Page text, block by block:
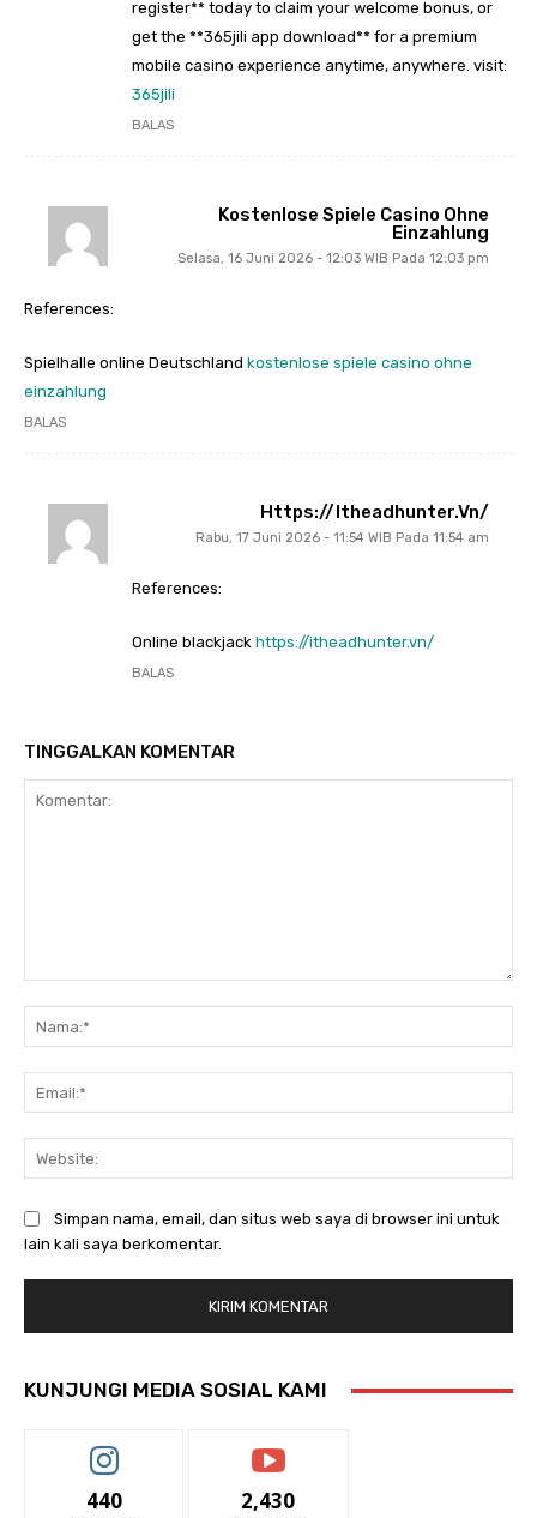
register** today to claim your welcome bonus, or
get the **365jili app download** for a premium
mobile casino experience anytime, anywhere. visit:
365jili
BALAS
Kostenlose Spiele Casino Ohne
Einzahlung
Selasa, 16 Juni 2026 - 12:03 WIB Pada 12:03 pm
References:
Spielhalle online Deutschland kostenlose spiele casino ohne
einzahlung
BALAS
Https://itheadhunter.vn/
Rabu, 17 Juni 2026 - 11:54 WIB Pada 11:54 am
References:
Online blackjack https://itheadhunter.vn/
BALAS
TINGGALKAN KOMENTAR
Simpan nama, email, dan situs web saya di browser ini untuk
lain kali saya berkomentar.
KUNJUNGI MEDIA SOSIAL KAMI
440 2,430